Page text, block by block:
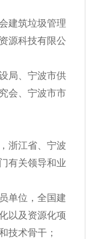
建筑垃圾管理
源科技有限公
局、宁波市供
会、宁波市市
浙江省、宁波
有关领导和业
单位，全国建
以及资源化项
技术骨干；